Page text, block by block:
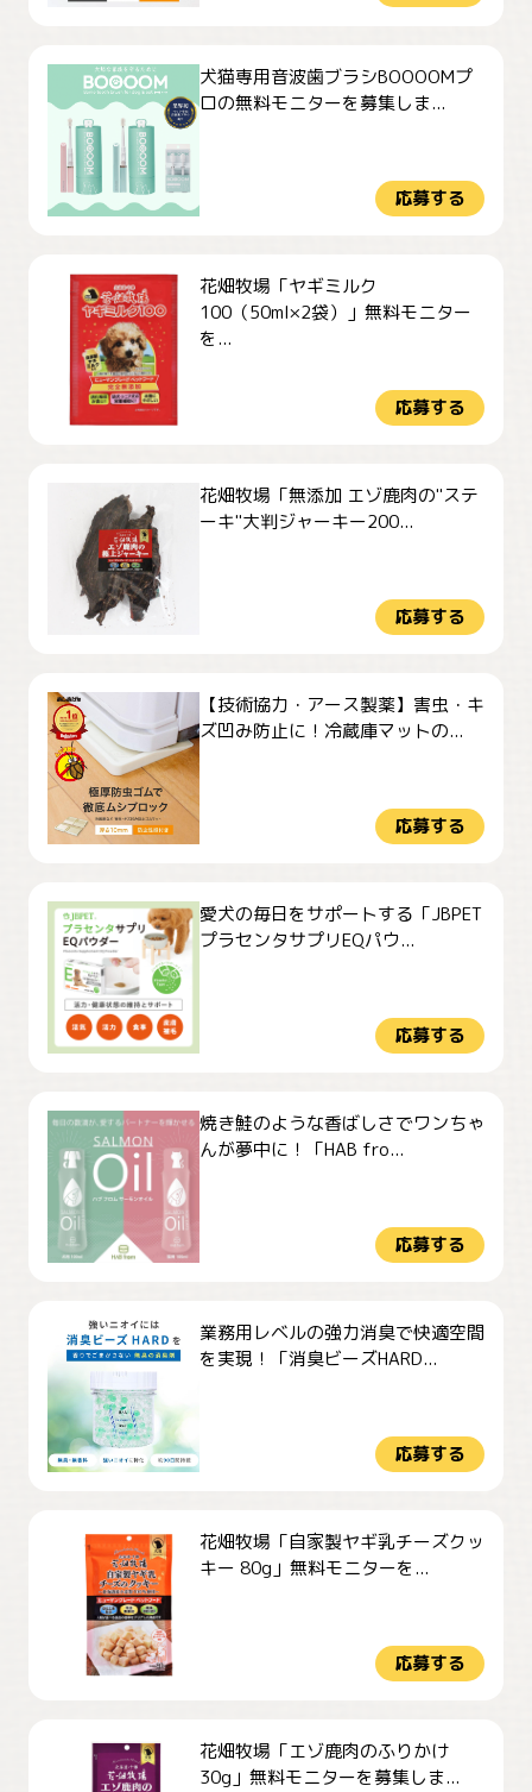
犬猫専用音波歯ブラシBOOOOMプ
ロの無料モニターを募集しま...
応募する
花畑牧場「ヤギミルク
100（50ml×2袋）」無料モニター
を...
応募する
花畑牧場「無添加 エゾ鹿肉の"ステ
ーキ"大判ジャーキー200...
応募する
【技術協力・アース製薬】害虫・キ
ズ凹み防止に！冷蔵庫マットの...
応募する
愛犬の毎日をサポートする「JBPET
プラセンタサプリEQパウ...
応募する
焼き鮭のような香ばしさでワンちゃ
んが夢中に！「HAB fro...
応募する
業務用レベルの強力消臭で快適空間
を実現！「消臭ビーズHARD...
応募する
花畑牧場「自家製ヤギ乳チーズクッ
キー 80g」無料モニターを...
応募する
花畑牧場「エゾ鹿肉のふりかけ
30g」無料モニターを募集しま...